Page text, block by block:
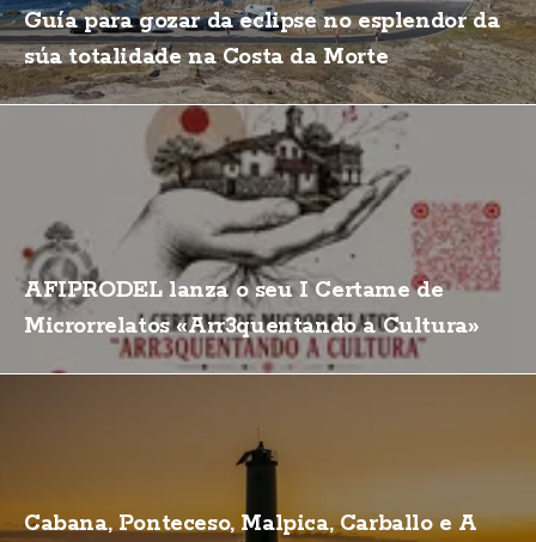
Guía para gozar da eclipse no esplendor da
súa totalidade na Costa da Morte
AFIPRODEL lanza o seu I Certame de
Microrrelatos «Arr3quentando a Cultura»
Cabana, Ponteceso, Malpica, Carballo e A